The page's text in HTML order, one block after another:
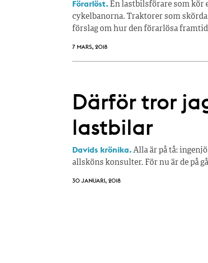
Förarlöst. En lastbilsförare som kör
cykelbanorna. Traktorer som
förslag om hur den förarlösa
7 MARS, 2018
Därför tror
lastbilar
Davids krönika.Alla är på tå:
allsköns konsulter. För nu är de på
30 JANUARI, 2018